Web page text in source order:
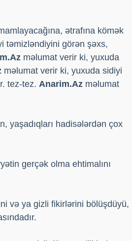
ətrafına kömək
təmizləndiyini görən şəxs,
məlumat verir ki, yuxuda
məlumat verir ki, yuxuda sidiyi
tez-tez. Anarim.Az məlumat
yaşadıqları hadisələrdən çox
gerçək olma ehtimalını
və ya gizli fikirlərini bölüşdüyü,